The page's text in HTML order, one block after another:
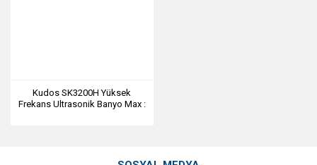
Kudos SK3200H Yüksek
Frekans Ultrasonik Banyo Max :